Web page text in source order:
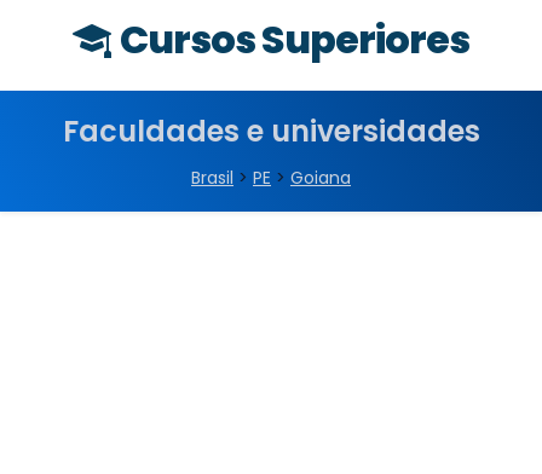
Cursos Superiores
Faculdades e universidades
Brasil > PE > Goiana